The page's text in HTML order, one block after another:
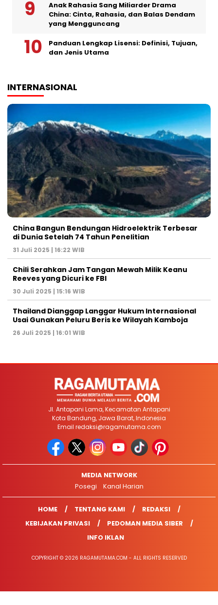
Anak Rahasia Sang Miliarder Drama
China: Cinta, Rahasia, dan Balas Dendam
yang Mengguncang
Panduan Lengkap Lisensi: Definisi, Tujuan,
dan Jenis Utama
INTERNASIONAL
China Bangun Bendungan Hidroelektrik Terbesar
di Dunia Setelah 74 Tahun Penelitian
31 Juli 2025 | 16:22 WIB
Chili Serahkan Jam Tangan Mewah Milik Keanu
Reeves yang Dicuri ke FBI
30 Juli 2025 | 15:16 WIB
Thailand Dianggap Langgar Hukum Internasional
Usai Gunakan Peluru Beris ke Wilayah Kamboja
26 Juli 2025 | 16:01 WIB
Jl. Antapani Lama, Kecamatan Antapani
Kota Bandung, Jawa Barat, Indonesia
Email redaksi@ragamutama.com
MEDIA NETWORK
Posegi
Kanal Harian
HOME TENTANG KAMI
REDAKSI
KEBIJAKAN PRIVASI
PEDOMAN MEDIA SIBER
INFO IKLAN
COPYRIGHT © 2026 RAGAMUTAMA.COM - ALL RIGHTS RESERVED